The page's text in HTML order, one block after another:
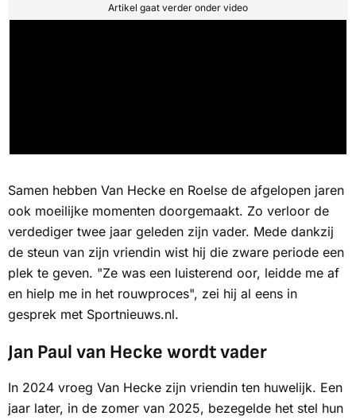
Artikel gaat verder onder video
Samen hebben Van Hecke en Roelse de afgelopen jaren
ook moeilijke momenten doorgemaakt. Zo verloor de
verdediger twee jaar geleden zijn vader. Mede dankzij
de steun van zijn vriendin wist hij die zware periode een
plek te geven. "Ze was een luisterend oor, leidde me af
en hielp me in het rouwproces", zei hij al eens in
gesprek met Sportnieuws.nl.
Jan Paul van Hecke wordt vader
In 2024 vroeg Van Hecke zijn vriendin ten huwelijk. Een
jaar later, in de zomer van 2025, bezegelde het stel hun